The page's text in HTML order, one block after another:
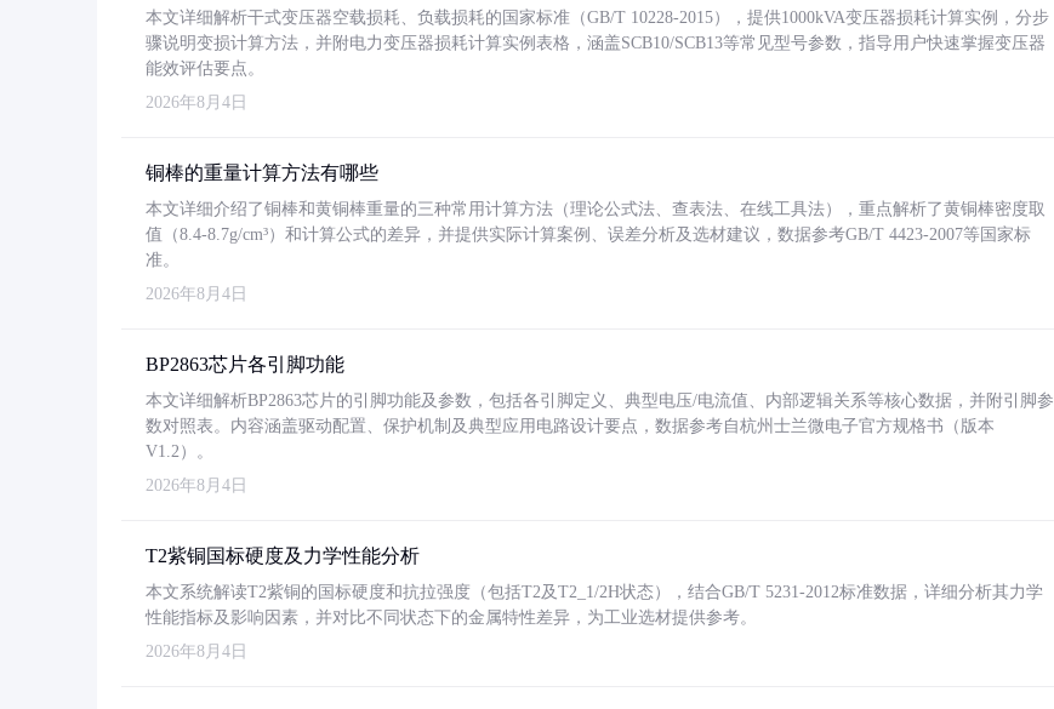
本文详细解析干式变压器空载损耗、负载损耗的国家标准（GB/T 10228-2015），提供1000kVA变压器损耗计算实例，分步
骤说明变损计算方法，并附电力变压器损耗计算实例表格，涵盖SCB10/SCB13等常见型号参数，指导用户快速掌握变压器
能效评估要点。
2026年8月4日
铜棒的重量计算方法有哪些
本文详细介绍了铜棒和黄铜棒重量的三种常用计算方法（理论公式法、查表法、在线工具法），重点解析了黄铜棒密度取
值（8.4-8.7g/cm³）和计算公式的差异，并提供实际计算案例、误差分析及选材建议，数据参考GB/T 4423-2007等国家标
准。
2026年8月4日
BP2863芯片各引脚功能
本文详细解析BP2863芯片的引脚功能及参数，包括各引脚定义、典型电压/电流值、内部逻辑关系等核心数据，并附引脚参
数对照表。内容涵盖驱动配置、保护机制及典型应用电路设计要点，数据参考自杭州士兰微电子官方规格书（版本
V1.2）。
2026年8月4日
T2紫铜国标硬度及力学性能分析
本文系统解读T2紫铜的国标硬度和抗拉强度（包括T2及T2_1/2H状态），结合GB/T 5231-2012标准数据，详细分析其力学
性能指标及影响因素，并对比不同状态下的金属特性差异，为工业选材提供参考。
2026年8月4日